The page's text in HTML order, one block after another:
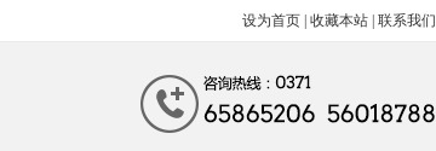
设为首页 收藏本站 联系我们